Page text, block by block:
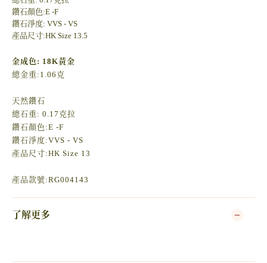
鑽石顏色:E -F
鑽石淨度: VVS - VS
產品尺寸:HK Size 13.5
金成色: 18K黃金
總金重:1.06克
天然鑽石
總石重: 0.17克拉
鑽石顏色:E -F
鑽石淨度:VVS - VS
產品尺寸:HK Size 13
產品款號:RG004143
了解更多